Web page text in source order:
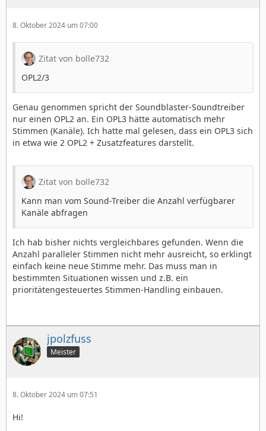
8. Oktober 2024 um 07:00
Zitat von bolle732
OPL2/3
Genau genommen spricht der Soundblaster-Soundtreiber
nur einen OPL2 an. Ein OPL3 hätte automatisch mehr
Stimmen (Kanäle). Ich hatte mal gelesen, dass ein OPL3 sich
in etwa wie 2 OPL2 + Zusatzfeatures darstellt.
Zitat von bolle732
Kann man vom Sound-Treiber die Anzahl verfügbarer
Kanäle abfragen
Ich hab bisher nichts vergleichbares gefunden. Wenn die
Anzahl paralleler Stimmen nicht mehr ausreicht, so erklingt
einfach keine neue Stimme mehr. Das muss man in
bestimmten Situationen wissen und z.B. ein
prioritätengesteuertes Stimmen-Handling einbauen.
jpolzfuss
Meister
8. Oktober 2024 um 07:51
Hi!